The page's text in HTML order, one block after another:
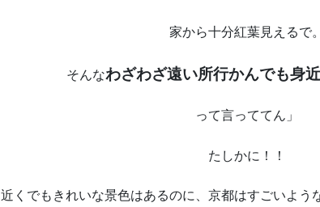
家から十分紅葉見えるで。
そんなわざわざ遠い所行かんでも身
って言っててん」
たしかに！！
近くでもきれいな景色はあるのに、京都はすごいよう